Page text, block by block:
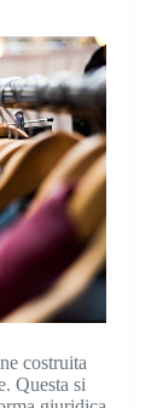
costruita
Questa si